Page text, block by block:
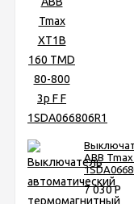
ABB
7 030Р